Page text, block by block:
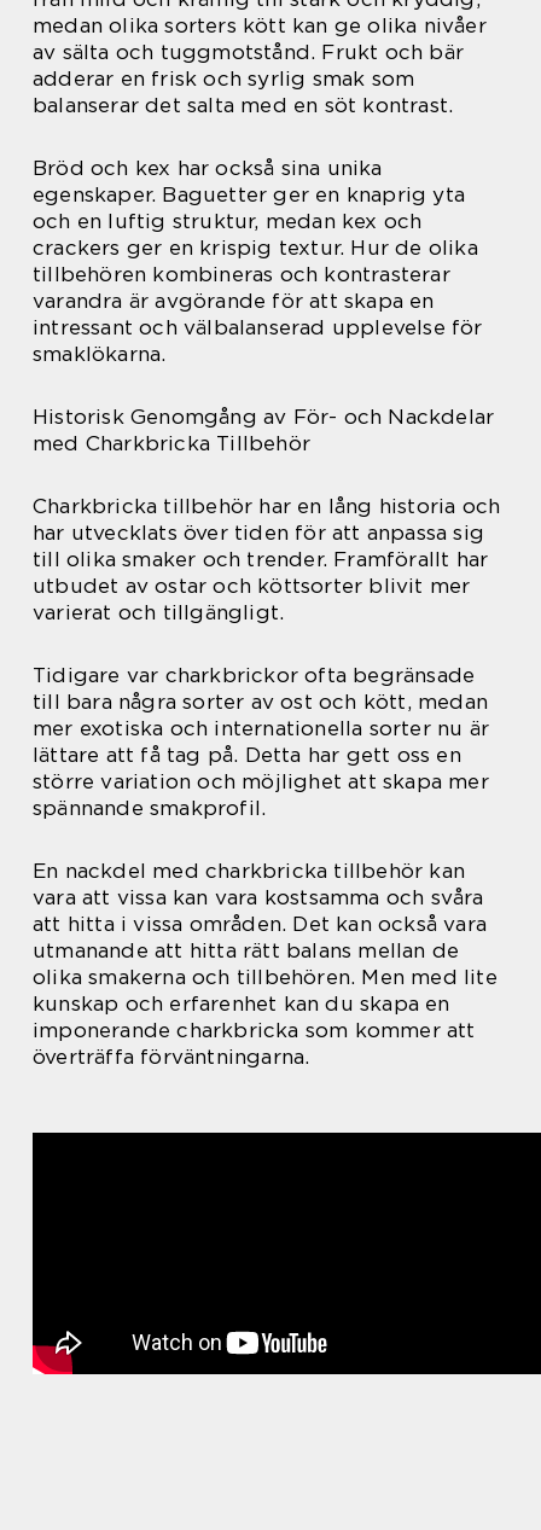
medan olika sorters kött kan ge olika nivåer
av sälta och tuggmotstånd. Frukt och bär
adderar en frisk och syrlig smak som
balanserar det salta med en söt kontrast.
Bröd och kex har också sina unika
egenskaper. Baguetter ger en knaprig yta
och en luftig struktur, medan kex och
crackers ger en krispig textur. Hur de olika
tillbehören kombineras och kontrasterar
varandra är avgörande för att skapa en
intressant och välbalanserad upplevelse för
smaklökarna.
Historisk Genomgång av För- och Nackdelar
med Charkbricka Tillbehör
Charkbricka tillbehör har en lång historia och
har utvecklats över tiden för att anpassa sig
till olika smaker och trender. Framförallt har
utbudet av ostar och köttsorter blivit mer
varierat och tillgängligt.
Tidigare var charkbrickor ofta begränsade
till bara några sorter av ost och kött, medan
mer exotiska och internationella sorter nu är
lättare att få tag på. Detta har gett oss en
större variation och möjlighet att skapa mer
spännande smakprofil.
En nackdel med charkbricka tillbehör kan
vara att vissa kan vara kostsamma och svåra
att hitta i vissa områden. Det kan också vara
utmanande att hitta rätt balans mellan de
olika smakerna och tillbehören. Men med lite
kunskap och erfarenhet kan du skapa en
imponerande charkbricka som kommer att
överträffa förväntningarna.